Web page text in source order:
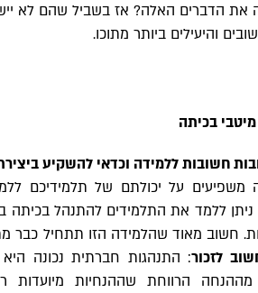
את הדברים האלה? אז בשביל שהם לא
והיעילים ביותר מתוכו.
חשובות ללמידה וכדאי להשקיע
משפיעים על יכולתם של תלמידיכם
ללמד את התלמידים להתנהל בכיתה
חשוב מאוד שהלמידה הזו תתחיל כבר
לזכור: התנהגות חברתית נכונה
הרווחת שההנחיות מיועדות